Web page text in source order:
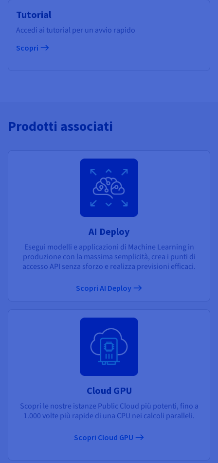
Tutorial
Accedi ai tutorial per un avvio rapido
Scopri
Prodotti associati
AI Deploy
Esegui modelli e applicazioni di Machine Learning in
produzione con la massima semplicità, crea i punti di
accesso API senza sforzo e realizza previsioni efficaci.
Scopri AI Deploy
Cloud GPU
Scopri le nostre istanze Public Cloud più potenti, fino a
1.000 volte più rapide di una CPU nei calcoli paralleli.
Scopri Cloud GPU